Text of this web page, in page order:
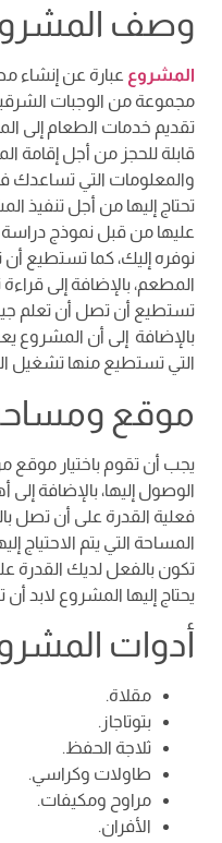
وصف
المشروع عبارة عن إنشاء
مجموعة من الوجبات الشرقية
تقديم خدمات الطعام إلى
قابلة للحجز من أجل إقامة
والمعلومات التي تساعدك
تحتاج إليها من أجل تنفيذ
نوفره إليك، كما تستطيع
المطعم، بالإضافة إلى
تستطيع أن تصل أن تعلم
بالإضافة إلى أن المشروع
التي تستطيع منها تشغيل
موقع
يجب أن تقوم باختيار موقع
الوصول إليها، بالإضافة
فعلية القدرة على أن تصل
المساحة التي يتم الاحتياج
تكون بالفعل لديك القدرة
يحتاج إليها المشروع لابد أن تكون
أدوات
مقلاة.
بتوتاجاز.
ثلاجة الحفظ.
طاولات وكراسي.
مراوح ومكيفات.
الأفران.